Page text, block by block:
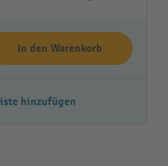
In den Warenkorb
hinzufügen